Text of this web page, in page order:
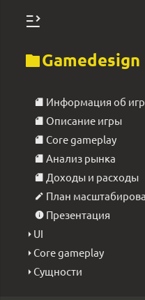
Gamedesign
Информация об
Описание игры
Core gameplay
Анализ рынка
Доходы и расходы
План
Презентация
UI
Core gameplay
Сущности